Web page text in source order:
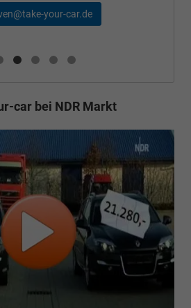
your-car.de
car bei NDR Markt